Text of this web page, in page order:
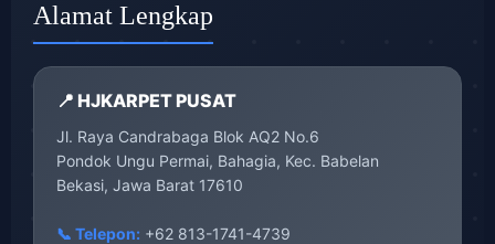
Alamat Lengkap
📍 HJKARPET PUSAT
Jl. Raya Candrabaga Blok AQ2 No.6
Pondok Ungu Permai, Bahagia, Kec. Babelan
Bekasi, Jawa Barat 17610
📞 Telepon: +62 813-1741-4739